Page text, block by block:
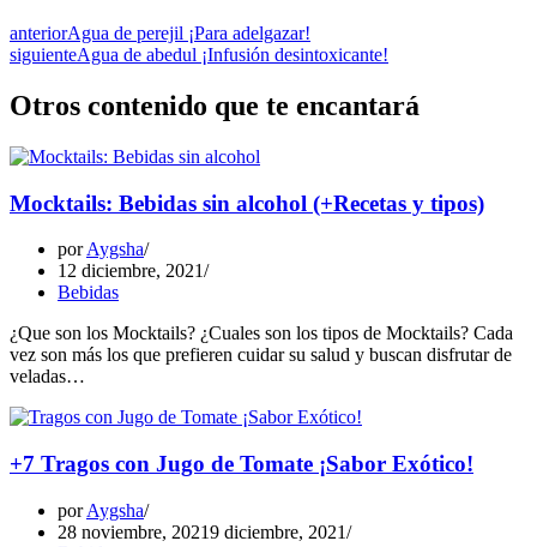
anteriorAgua de perejil ¡Para adelgazar!
siguienteAgua de abedul ¡Infusión desintoxicante!
Otros contenido que te encantará
Mocktails: Bebidas sin alcohol (+Recetas y tipos)
porAygsha
12 diciembre, 2021
Bebidas
¿Que son los Mocktails? ¿Cuales son los tipos de Mocktails? Cada
vez son más los que prefieren cuidar su salud y buscan disfrutar de
veladas…
+7 Tragos con Jugo de Tomate ¡Sabor Exótico!
porAygsha
28 noviembre, 20219 diciembre, 2021